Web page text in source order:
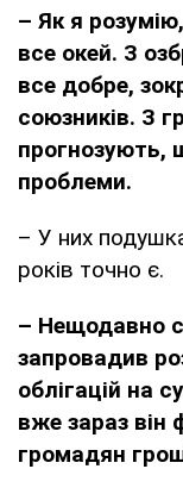
– Як я
все окей. З
все добре,
союзників. З
прогнозують,
проблеми.
– У них
років точно є.
– Нещодавно
запровадив
облігацій на
вже зараз він
громадян